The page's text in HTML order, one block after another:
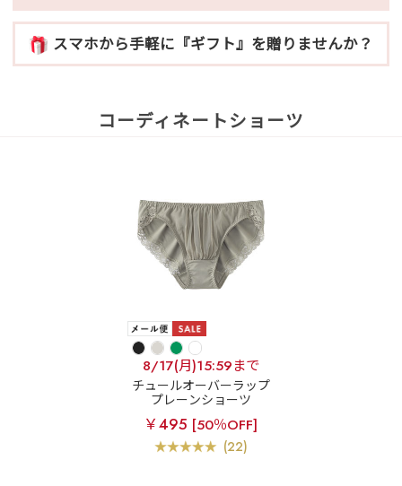
スマホから手軽に『ギフト』を贈りませんか？
コーディネートショーツ
8/17(月)15:59まで
チュールオーバーラップ
プレーンショーツ
￥495 [50％OFF]
(22)